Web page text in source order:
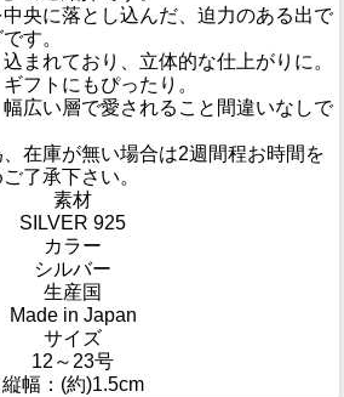
央に落とし込んだ、迫力のある出で
す。
まれており、立体的な仕上がりに。
フトにもぴったり。
広い層で愛されること間違いなしで
在庫が無い場合は2週間程お時間を
了承下さい。
素材
SILVER 925
カラー
シルバー
生産国
Made in Japan
サイズ
12～23号
縦幅：(約)1.5cm